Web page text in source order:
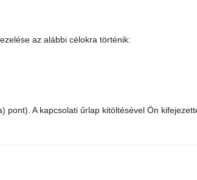
az alábbi célokra történik:
A kapcsolati űrlap kitöltésével Ön